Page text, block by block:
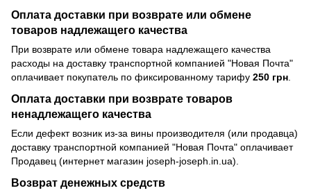
Оплата доставки при возврате или обмене
товаров надлежащего качества
При возврате или обмене товара надлежащего качества
расходы на доставку транспортной компанией "Новая Почта"
оплачивает покупатель по фиксированному тарифу 250 грн.
Оплата доставки при возврате товаров
ненадлежащего качества
Если дефект возник из-за вины производителя (или продавца)
доставку транспортной компанией "Новая Почта" оплачивает
Продавец (интернет магазин joseph-joseph.in.ua).
Возврат денежных средств